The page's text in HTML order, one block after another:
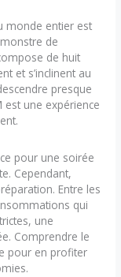
monde entier est
de
de huit
et s’inclinent au
presque
est une expérience
pour une soirée
Cependant,
Entre les
qui
une
Comprendre le
pour en profiter